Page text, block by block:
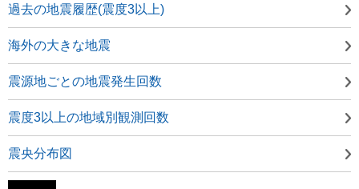
過去の地震履歴(震度3以上)
海外の大きな地震
震源地ごとの地震発生回数
震度3以上の地域別観測回数
震央分布図